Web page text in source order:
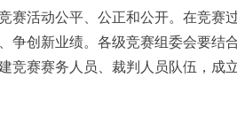
赛活动公平、公正和公开。在竞
争创新业绩。各级竞赛组委会要结
竞赛赛务人员、裁判人员队伍，